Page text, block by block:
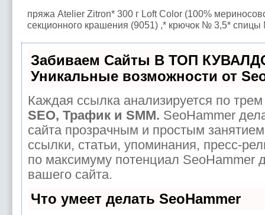
пряжа Atelier Zitron* 300 г Loft Color (100%
секционного крашения (9051) ,* крючок № 3,5*
Забиваем Сайты В ТОП
Уникальные возможности от
Каждая ссылка анализируется по
SEO, Трафик и SMM. SeoHammer
сайта прозрачным и простым
ссылки, статьи, упоминания, пресс-
по максимуму потенциал SeoHammer
вашего сайта.
Что умеет делать SeoHammer